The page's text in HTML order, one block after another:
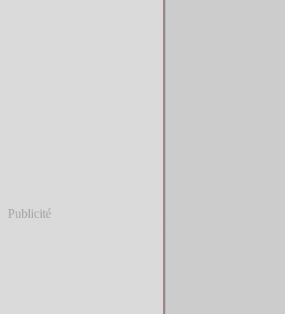
Publicité